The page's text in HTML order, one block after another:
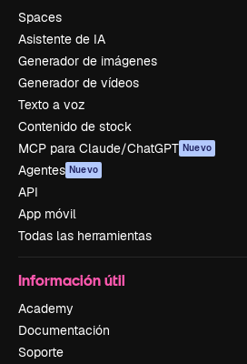
Spaces
Asistente de IA
Generador de imágenes
Generador de vídeos
Texto a voz
Contenido de stock
MCP para Claude/ChatGPT Nuevo
Agentes Nuevo
API
App móvil
Todas las herramientas
Información útil
Academy
Documentación
Soporte